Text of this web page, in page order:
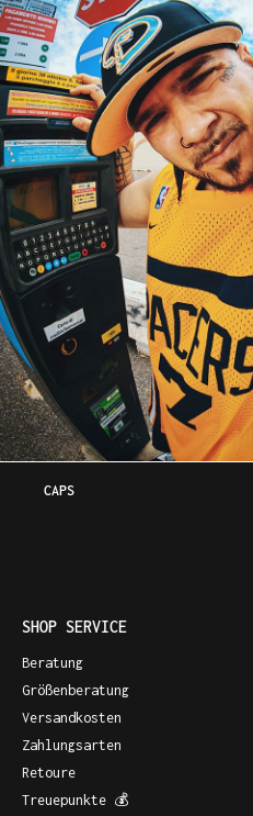
CAPS
SHOP SERVICE
Beratung
Größenberatung
Versandkosten
Zahlungsarten
Retoure
Treuepunkte 💰